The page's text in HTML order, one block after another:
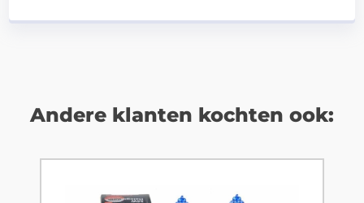
Andere klanten kochten ook: